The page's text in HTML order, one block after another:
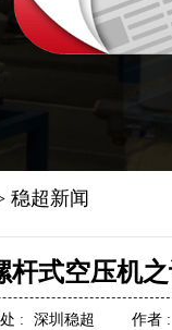
稳超新闻
杆式空压机
: 深圳稳超 作者 :